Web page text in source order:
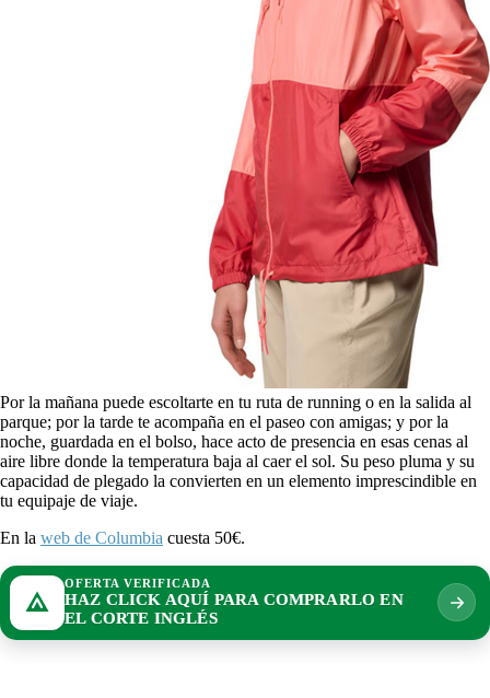
Por la mañana puede escoltarte en tu ruta de running o en la salida al
parque; por la tarde te acompaña en el paseo con amigas; y por la
noche, guardada en el bolso, hace acto de presencia en esas cenas al
aire libre donde la temperatura baja al caer el sol. Su peso pluma y su
capacidad de plegado la convierten en un elemento imprescindible en
tu equipaje de viaje.
En la web de Columbia cuesta 50€.
OFERTA VERIFICADA
HAZ CLICK AQUÍ PARA COMPRARLO EN
EL CORTE INGLÉS